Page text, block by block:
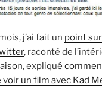
j’ai fait un point
, raconté de
, expliqué
un film avec Kad